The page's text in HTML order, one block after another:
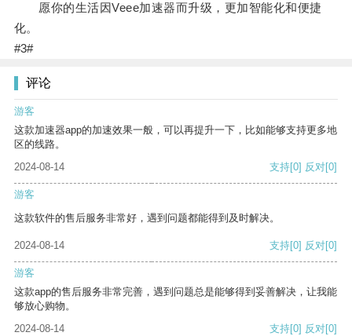
愿你的生活因Veee加速器而升级，更加智能化和便捷
化。
#3#
评论
游客
这款加速器app的加速效果一般，可以再提升一下，比如能够支持更多地
区的线路。
2024-08-14
支持[0] 反对[0]
游客
这款软件的售后服务非常好，遇到问题都能得到及时解决。
2024-08-14 支持[0] 反对[0]
游客
这款app的售后服务非常完善，遇到问题总是能够得到妥善解决，让我能
够放心购物。
2024-08-14
支持[0] 反对[0]